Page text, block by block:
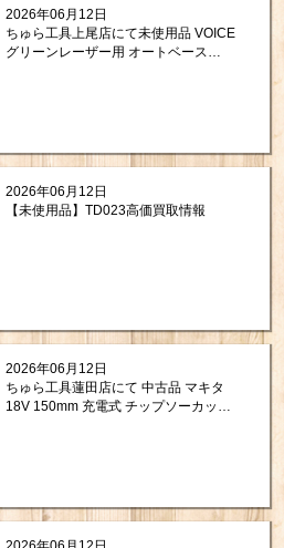
2026年06月12日
ちゅら工具上尾店にて未使用品 VOICE
グリーンレーザー用 オートベース
2026年06月12日
【未使用品】TD023高価買取情報
2026年06月12日
ちゅら工具蓮田店にて 中古品 マキタ
18V 150mm 充電式 チップソーカッタ